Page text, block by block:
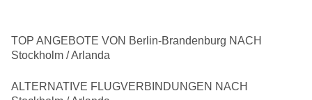
TOP ANGEBOTE VON Berlin-Brandenburg NACH
Stockholm / Arlanda
ALTERNATIVE FLUGVERBINDUNGEN NACH